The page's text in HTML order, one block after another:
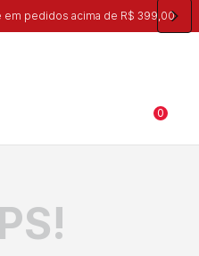
pedidos acima de R$ 399,00
0